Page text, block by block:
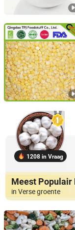
Qingdao TPJ
Shandong,
1208 in Vraag
Meest Populair
in Verse groente
XIAMEN GT